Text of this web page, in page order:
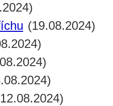
(19.08.2024)